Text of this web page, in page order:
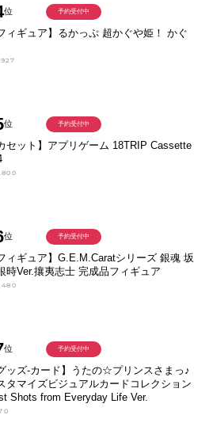
位
ィギュア】るかっぷ 超かぐや姫！ かぐ
予約受付中
位
セット】アプリゲーム 18TRIP Cassette
予約受付中
位
ィギュア】G.E.M.Caratシリーズ 銀魂 坂
時Ver.攘夷志士 完成品フィギュア
予約受付中
位
グッズ-カード】うたの☆プリンスさまっ♪
タマイズビジュアルカードコレクション
Shots from Everyday Life Ver.
予約受付中